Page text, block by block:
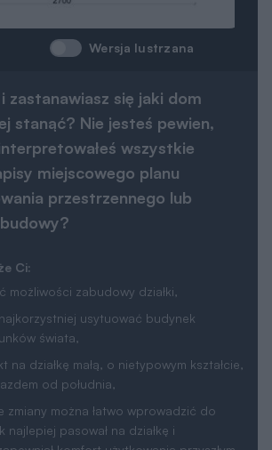
Wersja lustrzana
i zastanawiasz się jaki dom
stanąć? Nie jesteś pewien,
wszystkie
miejscowego planu
przestrzennego lub
Ci:
możliwości zabudowy działki,
usytuować budynek
świata,
na działkę małą, o nietypowym kształcie,
od południa,
zmiany można łatwo wprowadzić do
najlepiej pasował na działkę i